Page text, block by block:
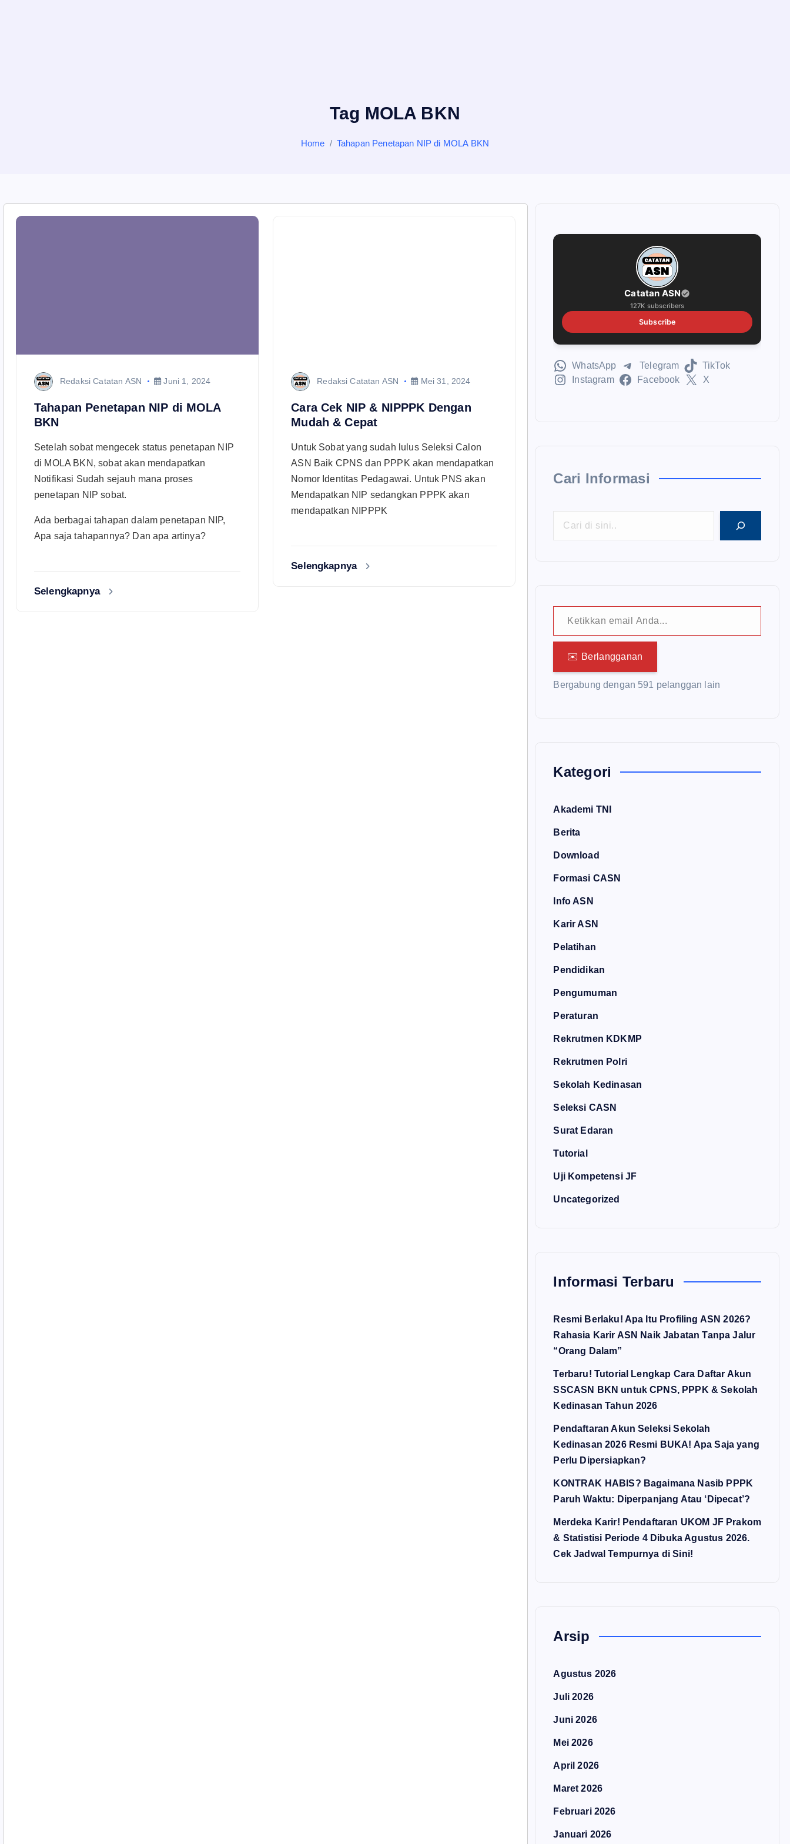
Tag MOLA BKN
Home Tahapan Penetapan NIP di MOLA BKN
Redaksi Catatan ASN Juni 1, 2024
Tahapan Penetapan NIP di MOLA
BKN
Setelah sobat mengecek status penetapan NIP
di MOLA BKN, sobat akan mendapatkan
Notifikasi Sudah sejauh mana proses
penetapan NIP sobat.
Ada berbagai tahapan dalam penetapan NIP,
Apa saja tahapannya? Dan apa artinya?
Selengkapnya
Redaksi Catatan ASN Mei 31, 2024
Cara Cek NIP & NIPPPK Dengan
Mudah & Cepat
Untuk Sobat yang sudah lulus Seleksi Calon
ASN Baik CPNS dan PPPK akan mendapatkan
Nomor Identitas Pedagawai. Untuk PNS akan
Mendapatkan NIP sedangkan PPPK akan
mendapatkan NIPPPK
Selengkapnya
Catatan ASN
127K subscribers
Subscribe
WhatsApp Telegram
TikTok
Instagram
Facebook X
Cari Informasi
Ketikkan email Anda...
✉️ Berlangganan
Bergabung dengan 591 pelanggan lain
Kategori
Akademi TNI
Berita
Download
Formasi CASN
Info ASN
Karir ASN
Pelatihan
Pendidikan
Pengumuman
Peraturan
Rekrutmen KDKMP
Rekrutmen Polri
Sekolah Kedinasan
Seleksi CASN
Surat Edaran
Tutorial
Uji Kompetensi JF
Uncategorized
Informasi Terbaru
Resmi Berlaku! Apa Itu Profiling ASN 2026?
Rahasia Karir ASN Naik Jabatan Tanpa Jalur
“Orang Dalam”
Terbaru! Tutorial Lengkap Cara Daftar Akun
SSCASN BKN untuk CPNS, PPPK & Sekolah
Kedinasan Tahun 2026
Pendaftaran Akun Seleksi Sekolah
Kedinasan 2026 Resmi BUKA! Apa Saja yang
Perlu Dipersiapkan?
KONTRAK HABIS? Bagaimana Nasib PPPK
Paruh Waktu: Diperpanjang Atau ‘Dipecat’?
Merdeka Karir! Pendaftaran UKOM JF Prakom
& Statistisi Periode 4 Dibuka Agustus 2026.
Cek Jadwal Tempurnya di Sini!
Arsip
Agustus 2026
Juli 2026
Juni 2026
Mei 2026
April 2026
Maret 2026
Februari 2026
Januari 2026